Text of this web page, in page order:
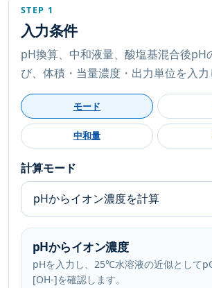
STEP 1
入力条件
pH換算、中和液量、酸塩基混合後pH
び、体積・当量濃度・出力単位を入力
モード
中和量
計算モード
pHからイオン濃度
pHを入力し、25℃水溶液の近似として
[OH-]を確認します。